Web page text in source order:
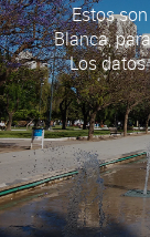
Estos
Blanca,
Los